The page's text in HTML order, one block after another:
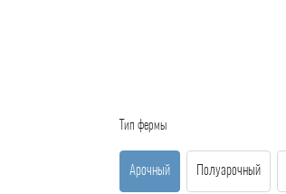
Тип фермы
Арочный Полуарочный